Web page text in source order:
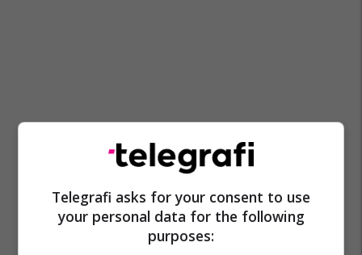
Telegrafi asks for your consent to use
your personal data for the following
purposes: